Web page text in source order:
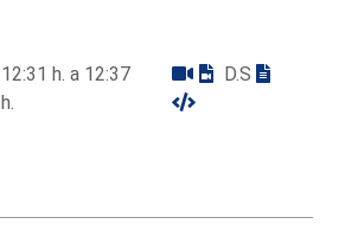
12:31 h. a 12:37
h.
D.S